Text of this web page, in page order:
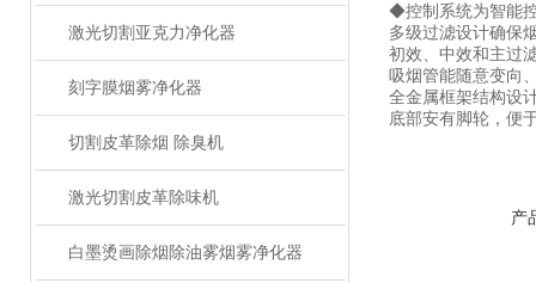
激光切割亚克力净化器
刻字膜烟雾净化器
切割皮革除烟 除臭机
激光切割皮革除味机
白墨烫画除烟除油雾烟雾净化器
◆控制系统为智能
多级过滤设计确保
初效、中效和主过
吸烟管能随意变向
全金属框架结构设
底部安有脚轮，便
产